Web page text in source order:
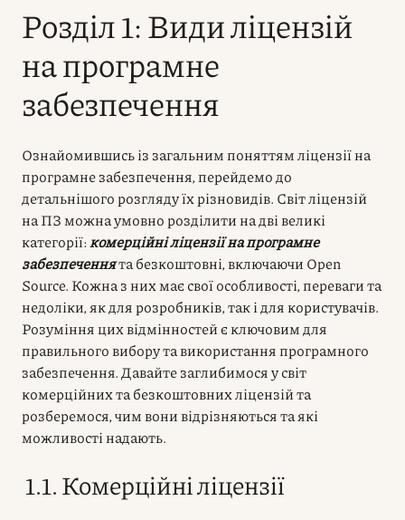
Розділ 1: Види ліцензій
на програмне
забезпечення
Ознайомившись із загальним поняттям ліцензії на
програмне забезпечення, перейдемо до
детальнішого розгляду їх різновидів. Світ ліцензій
на ПЗ можна умовно розділити на дві великі
категорії: комерційні ліцензії на програмне
забезпеченнята безкоштовні, включаючи Open
Source. Кожна з них має свої особливості, переваги та
недоліки, як для розробників, так і для користувачів.
Розуміння цих відмінностей є ключовим для
правильного вибору та використання програмного
забезпечення. Давайте заглибимося у світ
комерційних та безкоштовних ліцензій та
розберемося, чим вони відрізняються та які
можливості надають.
1.1. Комерційні ліцензії